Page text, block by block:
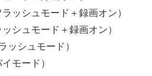
ッシュモード＋録画オン）
シュモード＋録画オン）
ッシュモード）
モード）